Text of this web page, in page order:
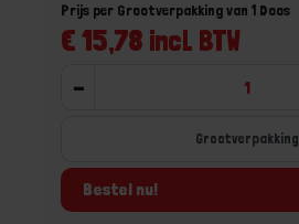
€ 15,78 incl. BTW
Prijs per Grootverpakking van 1 Doos
-
Grootverpakking
Bestel nu!